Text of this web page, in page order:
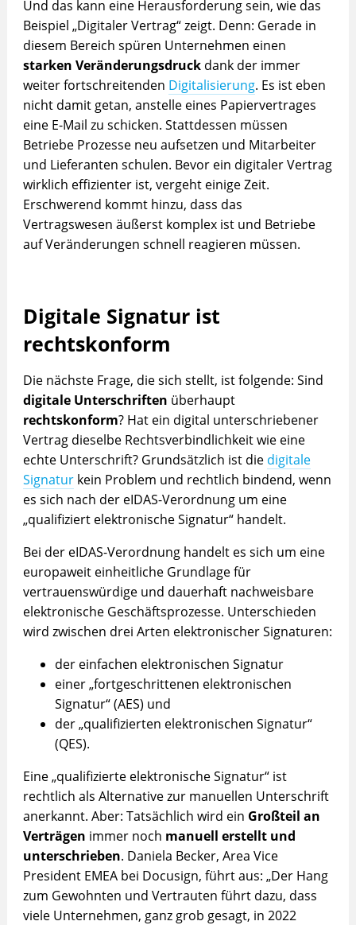
Und das kann eine Herausforderung sein, wie das
Beispiel „Digitaler Vertrag“ zeigt. Denn: Gerade in
diesem Bereich spüren Unternehmen einen
starken Veränderungsdruckdank der immer
weiter fortschreitenden Digitalisierung. Es ist eben
nicht damit getan, anstelle eines Papiervertrages
eine E-Mail zu schicken. Stattdessen müssen
Betriebe Prozesse neu aufsetzen und Mitarbeiter
und Lieferanten schulen. Bevor ein digitaler Vertrag
wirklich effizienter ist, vergeht einige Zeit.
Erschwerend kommt hinzu, dass das
Vertragswesen äußerst komplex ist und Betriebe
auf Veränderungen schnell reagieren müssen.
Digitale Signatur ist
rechtskonform
Die nächste Frage, die sich stellt, ist folgende: Sind
digitale Unterschriften überhaupt
rechtskonform? Hat ein digital unterschriebener
Vertrag dieselbe Rechtsverbindlichkeit wie eine
echte Unterschrift? Grundsätzlich ist die digitale
Signaturkein Problem und rechtlich bindend, wenn
es sich nach der eIDAS-Verordnung um eine
„qualifiziert elektronische Signatur“ handelt.
Bei der eIDAS-Verordnung handelt es sich um eine
europaweit einheitliche Grundlage für
vertrauenswürdige und dauerhaft nachweisbare
elektronische Geschäftsprozesse. Unterschieden
wird zwischen drei Arten elektronischer Signaturen:
der einfachen elektronischen Signatur
einer „fortgeschrittenen elektronischen
Signatur“ (AES) und
der „qualifizierten elektronischen Signatur“
(QES).
Eine „qualifizierte elektronische Signatur“ ist
rechtlich als Alternative zur manuellen Unterschrift
anerkannt. Aber: Tatsächlich wird ein Großteil an
Verträgen immer noch manuell erstellt und
unterschrieben. Daniela Becker, Area Vice
President EMEA bei Docusign, führt aus: „Der Hang
zum Gewohnten und Vertrauten führt dazu, dass
viele Unternehmen, ganz grob gesagt, in 2022